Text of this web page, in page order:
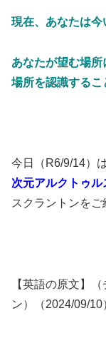
現在、あなたは今
あなたが望む場
場所を認識するこ
今日（R6/9/14）は
次元アルクトゥル
スクラントンをご
【英語の原文】
ン）（2024/09/10